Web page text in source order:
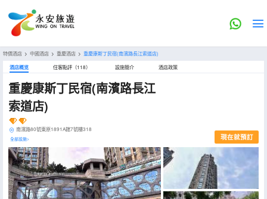
特價酒店 > 中國酒店 > 重慶酒店 > 重慶康斯丁民宿(南濱路長江索道店)
酒店概览 住客點評（118） 設施簡介 酒店政策
重慶康斯丁民宿(南濱路長江
索道店)
南濱路80號東原1891A館7號樓318
全部設施> 現在就預訂